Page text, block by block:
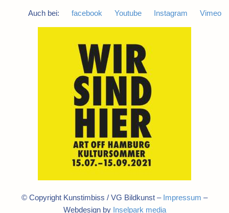
Auch bei: facebook Youtube Instagram Vimeo
© Copyright Kunstimbiss / VG Bildkunst – Impressum –
Webdesign by Inselpark media